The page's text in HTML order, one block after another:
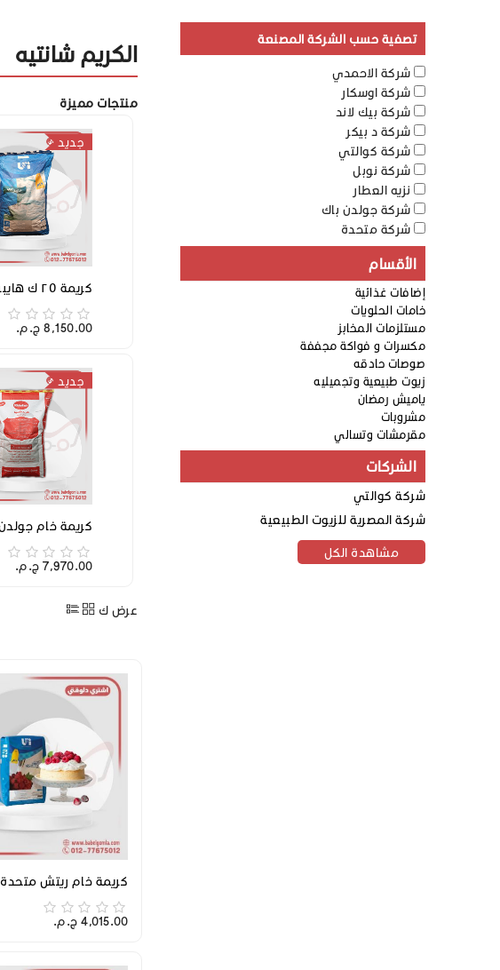
تصفية حسب الشركة المصنعة
شركة الاحمدي
شركة اوسكار
شركة بيك لاند
شركة د بيكر
شركة كوالتي
شركة نوبل
نزيه العطار
شركة جولدن باك
شركة متحدة
الأقسام
إضافات غذائية
خامات الحلويات
مستلزمات المخابز
مكسرات و فواكة مجففة
صوصات حادقه
زيوت طبيعية وتجميليه
ياميش رمضان
مشروبات
مقرمشات وتسالي
الشركات
شركة كوالتي
شركة المصرية للزيوت الطبيعية
مشاهدة الكل
الكريم شانتيه
منتجات مميزة
جديد
كريمة ٢٥ ك هايبر
8,150.00 ج.م.‏
جديد
7,970.00 ج.م.‏
عرض ك
كريمة خام ريتش متحدة 10 ك
4,015.00 ج.م.‏